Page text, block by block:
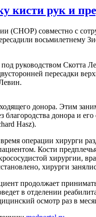
кисти рук и
(CHOP) совместно с
восьмилетнему
руководством Скотта
пересадки
донора. Этим
благородства донора и
Hasz).
операции хирурги
Кости
хирургии,
хирурги
продолжает
в отделении
осмотр раз в